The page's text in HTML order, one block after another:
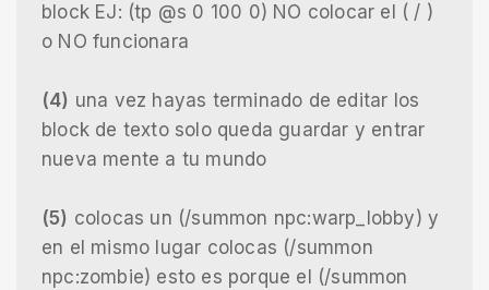
block EJ: (tp @s 0 100 0) NO colocar el ( / )
o NO funcionara
(4) una vez hayas terminado de editar los
block de texto solo queda guardar y entrar
nueva mente a tu mundo
(5) colocas un (/summon npc:warp_lobby) y
en el mismo lugar colocas (/summon
npc:zombie) esto es porque el (/summon